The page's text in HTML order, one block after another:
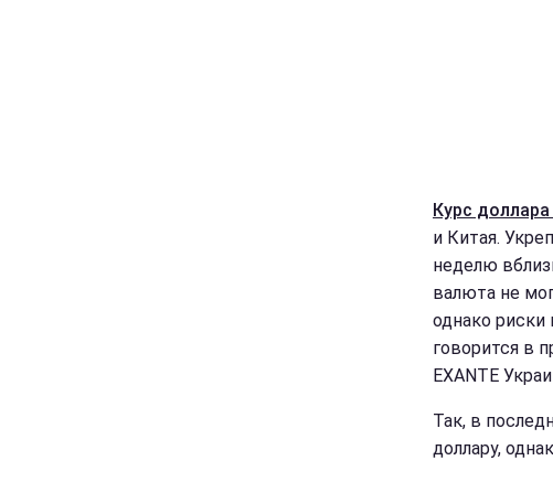
Курс
и Китая.
неделю
валюта не
однако
говорится в
EXANTE
Так, в
доллару,